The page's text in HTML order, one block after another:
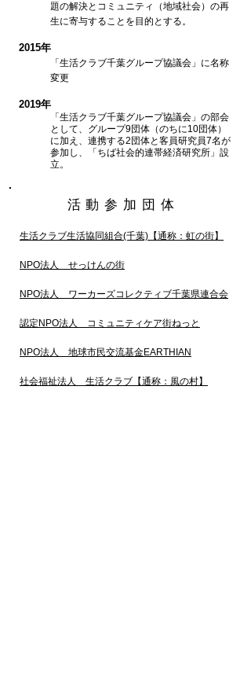
題の解決とコミュニティ（地域社会）の再
生に寄与することを目的とする。
2015年
「生活クラブ千葉グループ協議会」に名称
変更
2019年
「生活クラブ千葉グループ協議会」の部会
として、グループ9団体（のちに10団体）
に加え、連携する2団体と客員研究員7名が
参加し、「ちば社会的連帯経済研究所」設
立。
​活動参加団体
生活クラブ生活協同組合(千葉)【通称：虹の街】
NPO法人 せっけんの街
NPO法人 ワーカーズコレクティブ千葉県連合会
認定NPO法人 コミュニティケア街ねっと
NPO法人 地球市民交流基金EARTHIAN
社会福祉法人 生活クラブ【通称：風の村】